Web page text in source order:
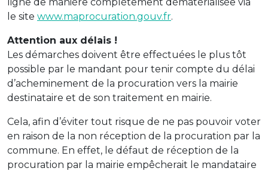
le site www.maprocuration.gouv.fr.
Attention aux délais !
Les démarches doivent être effectuées le plus tôt
possible par le mandant pour tenir compte du délai
d’acheminement de la procuration vers la mairie
destinataire et de son traitement en mairie.
Cela, afin d’éviter tout risque de ne pas pouvoir voter
en raison de la non réception de la procuration par la
commune. En effet, le défaut de réception de la
procuration par la mairie empêcherait le mandataire